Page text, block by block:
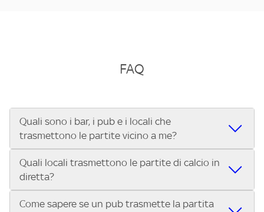
FAQ
Quali sono i bar, i pub e i locali che
trasmettono le partite vicino a me?
Se cerchi un bar, pub, ristorante o locale vicino a te per
vedere le partite di Serie A ENILIVE, la Serie C Sky Wifi, la
UEFA Champions League, la UEFA Europa League, la UEFA
Conference League, il Tennis, la Formula 1®, la MotoGP™ e
Quali locali trasmettono le partite di calcio in
diretta?
Vuoi sapere quali bar, pub o ristoranti mostrano le partite
Come sapere se un pub trasmette la partita